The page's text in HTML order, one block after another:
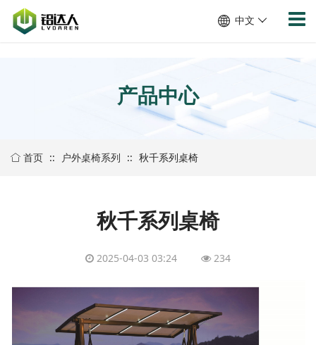
中文
产品中心
首页 :: 户外桌椅系列 :: 秋千系列桌椅
秋千系列桌椅
2025-04-03 03:24 234